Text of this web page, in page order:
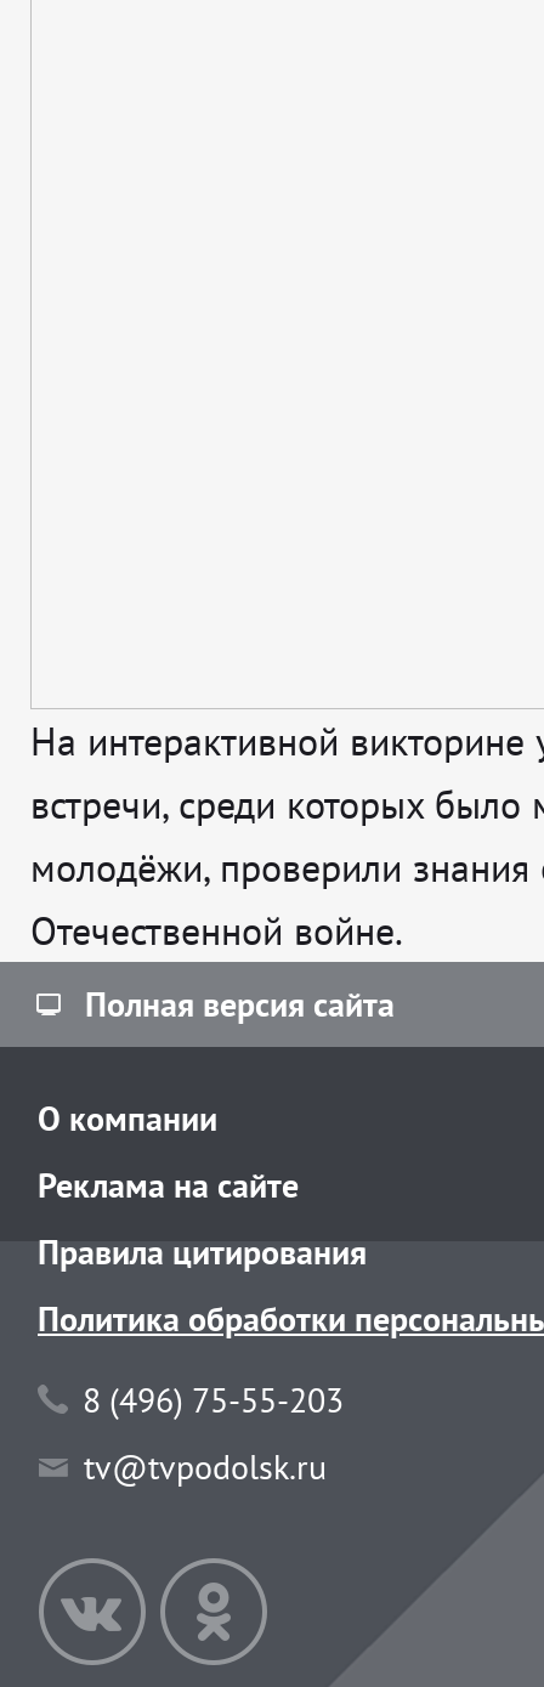
На интерактивной викторине
встречи, среди которых было
молодёжи, проверили знания
Отечественной войне.
Полная версия сайта
О компании
Реклама на сайте
Правила цитирования
Политика обработки
8 (496) 75-55-203
tv@tvpodolsk.ru